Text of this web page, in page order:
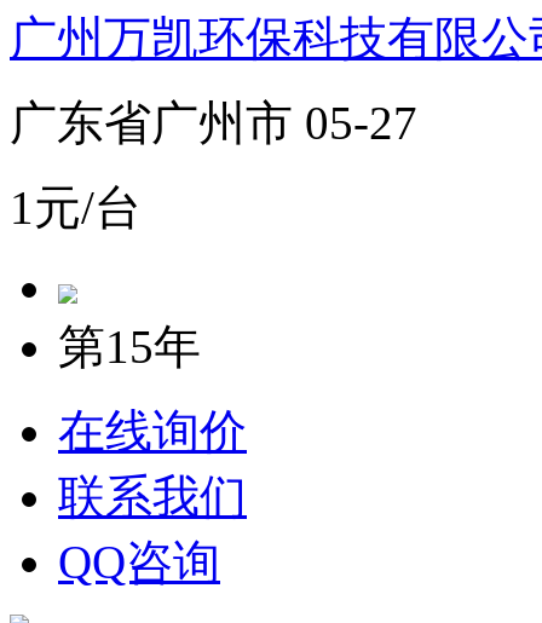
广州万凯环保科技有限公
广东省广州市 05-27
1元/台
第15年
在线询价
联系我们
QQ咨询